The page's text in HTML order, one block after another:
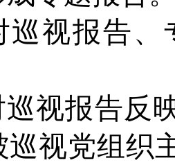
巡视报告
视报告反
巡视党组织